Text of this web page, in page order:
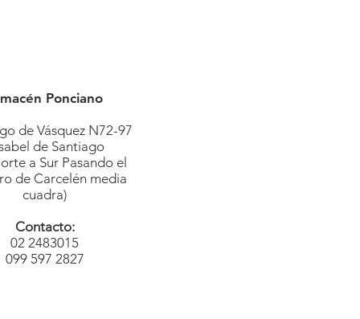
Ponciano
de Vásquez N72-97
de Santiago
a Sur Pasando el
de Carcelén media
cuadra)
Contacto:
02 2483015
099 597 2827